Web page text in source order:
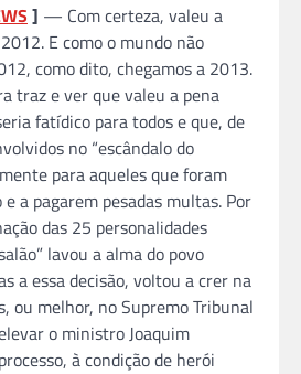
] — Com certeza, valeu a
E como o mundo não
como dito, chegamos a 2013.
traz e ver que valeu a pena
fatídico para todos e que, de
no “escândalo do
para aqueles que foram
a pagarem pesadas multas. Por
das 25 personalidades
lavou a alma do povo
a essa decisão, voltou a crer na
ou melhor, no Supremo Tribunal
o ministro Joaquim
à condição de herói